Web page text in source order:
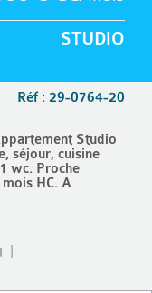
STUDIO
Réf : 29-0764-20
Studio
séjour, cuisine
wc. Proche
HC. A